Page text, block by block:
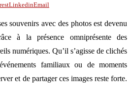
LinkedinEmail
souvenirs avec des photos est devenu
à la présence omniprésente des
numériques. Qu’il s’agisse de clichés
familiaux ou de moments
et de partager ces images reste forte.